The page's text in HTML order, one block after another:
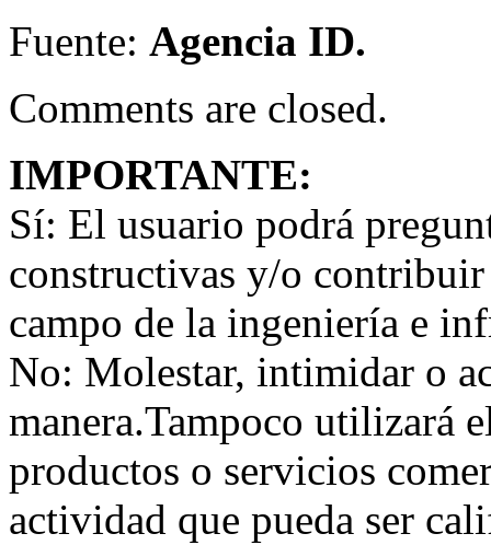
Fuente: Agencia ID.
Comments are closed.
IMPORTANTE:
Sí: El usuario podrá
constructivas y/o
campo de la ingeniería e
No: Molestar, intimidar o
manera.Tampoco utilizará
productos o servicios
actividad que pueda ser